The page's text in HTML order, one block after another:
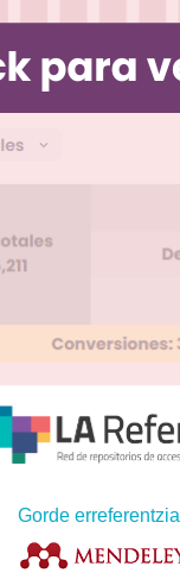
Gorde erreferentzia